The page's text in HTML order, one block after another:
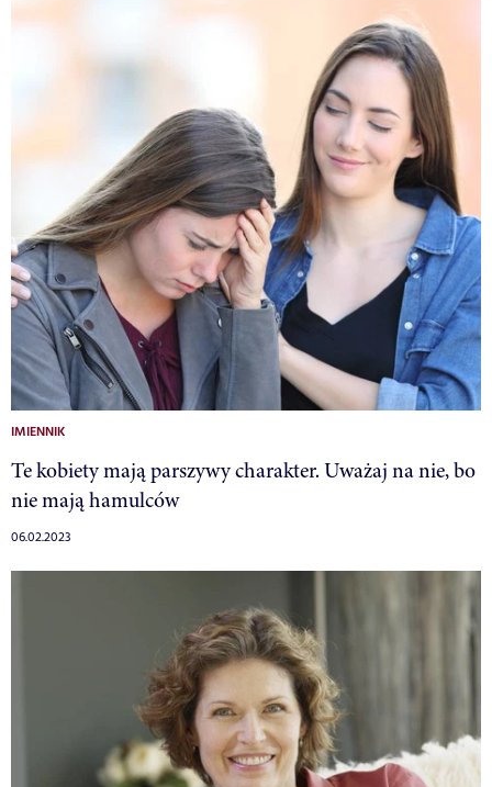
IMIENNIK
Te kobiety mają parszywy charakter. Uważaj na nie, bo
nie mają hamulców
06.02.2023